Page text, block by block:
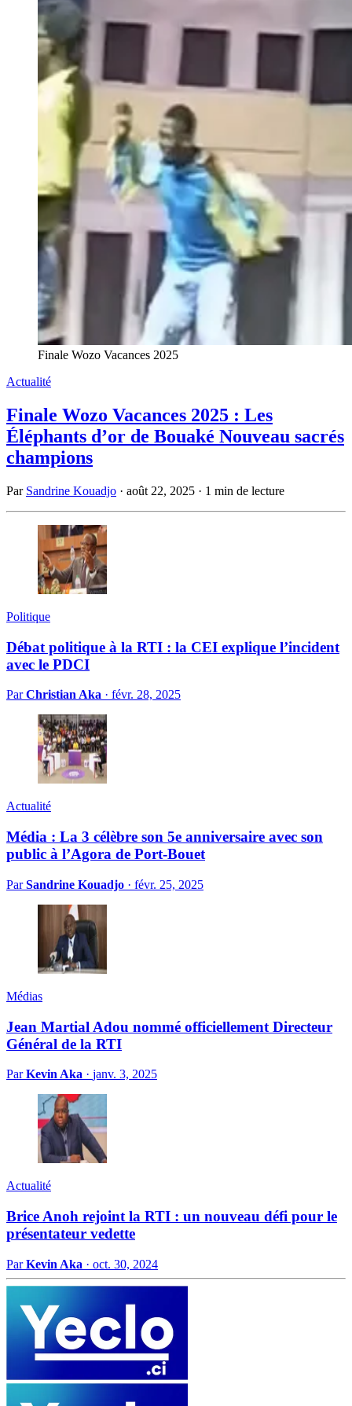
Finale Wozo Vacances 2025
Actualité
Finale Wozo Vacances 2025 : Les
Éléphants d’or de Bouaké Nouveau sacrés
champions
Par Sandrine Kouadjo · août 22, 2025 · 1 min de lecture
Politique
Débat politique à la RTI : la CEI explique l’incident
avec le PDCI
ParChristian Aka · févr. 28, 2025
Actualité
Média : La 3 célèbre son 5e anniversaire avec son
public à l’Agora de Port-Bouet
ParSandrine Kouadjo · févr. 25, 2025
Médias
Jean Martial Adou nommé officiellement Directeur
Général de la RTI
ParKevin Aka · janv. 3, 2025
Actualité
Brice Anoh rejoint la RTI : un nouveau défi pour le
présentateur vedette
ParKevin Aka · oct. 30, 2024